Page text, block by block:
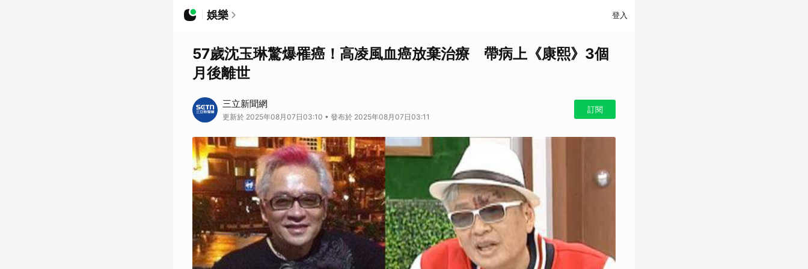
娛樂 登入
57歲沈玉琳驚爆罹癌！高凌風血癌放棄治療 帶病上《康熙》3個
月後離世
三立新聞網
更新於 2025年08月07日03:10 • 發布於 2025年08月07日03:11
訂閱